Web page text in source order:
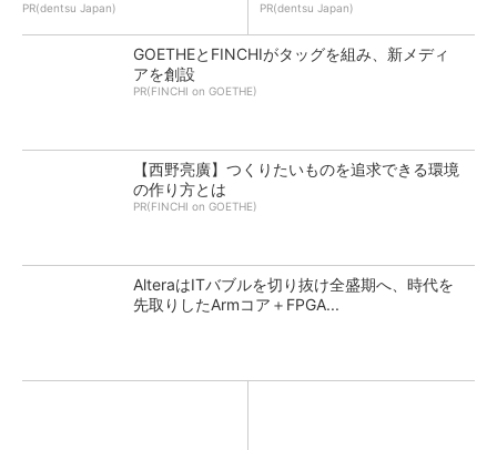
PR(dentsu Japan) PR(dentsu Japan)
GOETHEとFINCHIがタッグを組み、新メディ
アを創設
PR(FINCHI on GOETHE)
【西野亮廣】つくりたいものを追求できる環境
の作り方とは
PR(FINCHI on GOETHE)
AlteraはITバブルを切り抜け全盛期へ、時代を
先取りしたArmコア＋FPGA...